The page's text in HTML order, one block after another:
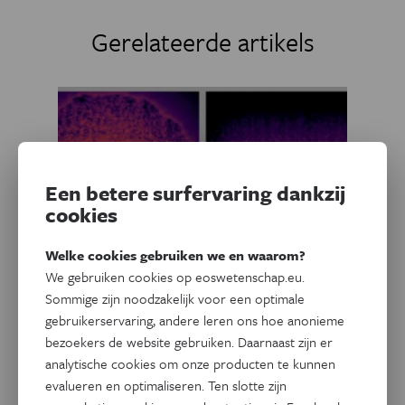
Gerelateerde artikels
Ruimte
AI creëert eerste simulatie van
de Melkweg met 100 miljard
sterren
Een betere surfervaring dankzij
cookies
Welke cookies gebruiken we en waarom?
We gebruiken cookies op eoswetenschap.eu.
Sommige zijn noodzakelijk voor een optimale
gebruikerservaring, andere leren ons hoe anonieme
bezoekers de website gebruiken. Daarnaast zijn er
analytische cookies om onze producten te kunnen
evalueren en optimaliseren. Ten slotte zijn